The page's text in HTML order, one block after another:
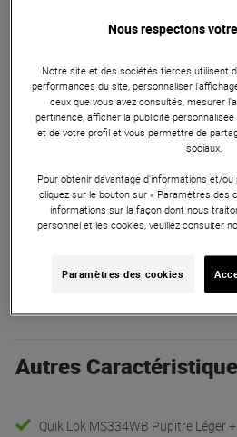
Stands & Racks
réglable en hauteur de 520 à 1310
partition de 510 mm de large. Il
de transport en nylon, idéal pour
Autres Caractéristiques |
Autres
Quik Lok MS334WB Pupitre Léger
Nous respectons
Notre site et des sociétés tierces utilisent
performances du site, personnaliser
ceux que vous avez consultés, mesurer
pertinence, afficher la publicité
et de votre profil et vous permettre de
sociaux.
Pour obtenir davantage d'informations et/
cliquez sur le bouton sur « Paramètres des
informations sur la façon dont nous
personnel et les cookies, veuillez consulter
Paramètres des cookies